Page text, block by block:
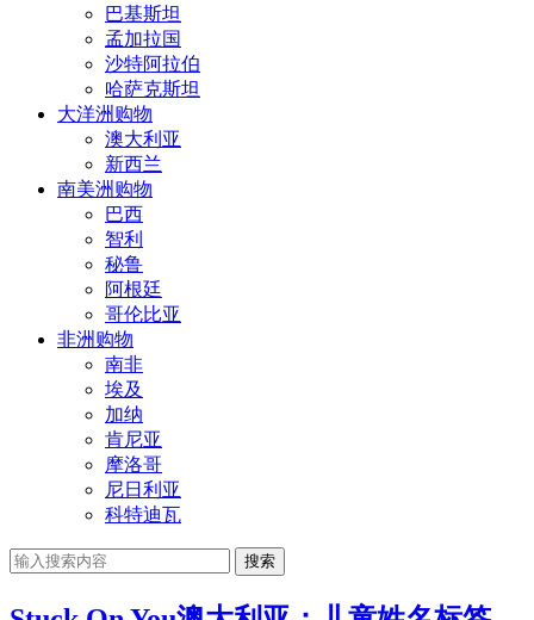
巴基斯坦
孟加拉国
沙特阿拉伯
哈萨克斯坦
大洋洲购物
澳大利亚
新西兰
南美洲购物
巴西
智利
秘鲁
阿根廷
哥伦比亚
非洲购物
南非
埃及
加纳
肯尼亚
摩洛哥
尼日利亚
科特迪瓦
搜索